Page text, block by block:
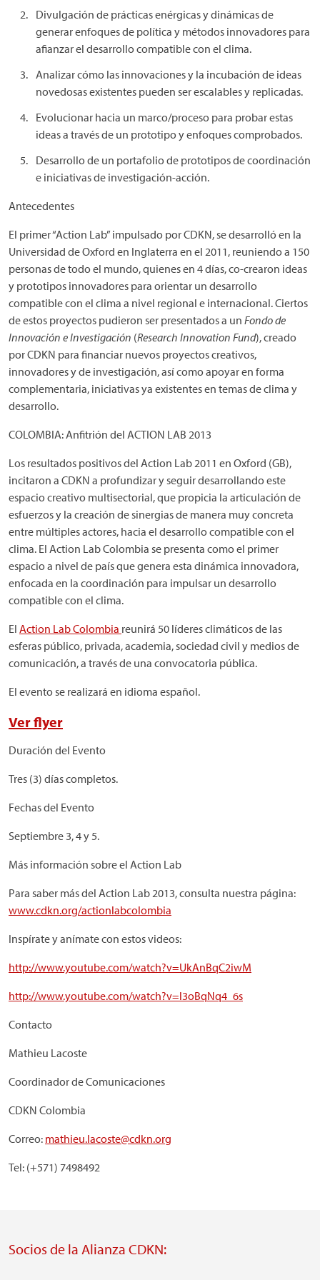
Divulgación de prácticas enérgicas y dinámicas de
generar enfoques de política y métodos innovadores para
afianzar el desarrollo compatible con el clima.
Analizar cómo las innovaciones y la incubación de ideas
novedosas existentes pueden ser escalables y replicadas.
Evolucionar hacia un marco/proceso para probar estas
ideas a través de un prototipo y enfoques comprobados.
Desarrollo de un portafolio de prototipos de coordinación
e iniciativas de investigación-acción.
Antecedentes
El primer “Action Lab” impulsado por CDKN, se desarrolló en la
Universidad de Oxford en Inglaterra en el 2011, reuniendo a 150
personas de todo el mundo, quienes en 4 días, co-crearon ideas
y prototipos innovadores para orientar un desarrollo
compatible con el clima a nivel regional e internacional. Ciertos
de estos proyectos pudieron ser presentados a un Fondo de
Innovación e Investigación (Research Innovation Fund), creado
por CDKN para financiar nuevos proyectos creativos,
innovadores y de investigación, así como apoyar en forma
complementaria, iniciativas ya existentes en temas de clima y
desarrollo.
COLOMBIA: Anfitrión del ACTION LAB 2013
Los resultados positivos del Action Lab 2011 en Oxford (GB),
incitaron a CDKN a profundizar y seguir desarrollando este
espacio creativo multisectorial, que propicia la articulación de
esfuerzos y la creación de sinergias de manera muy concreta
entre múltiples actores, hacia el desarrollo compatible con el
clima. El Action Lab Colombia se presenta como el primer
espacio a nivel de país que genera esta dinámica innovadora,
enfocada en la coordinación para impulsar un desarrollo
compatible con el clima.
El Action Lab Colombia reunirá 50 líderes climáticos de las
esferas público, privada, academia, sociedad civil y medios de
comunicación, a través de una convocatoria pública.
El evento se realizará en idioma español.
Ver flyer
Duración del Evento
Tres (3) días completos.
Fechas del Evento
Septiembre 3, 4 y 5.
Más información sobre el Action Lab
Para saber más del Action Lab 2013, consulta nuestra página:
www.cdkn.org/actionlabcolombia
Inspírate y anímate con estos videos:
http://www.youtube.com/watch?v=UkAnBqC2iwM
http://www.youtube.com/watch?v=l3oBqNq4_6s
Contacto
Mathieu Lacoste
Coordinador de Comunicaciones
CDKN Colombia
Correo: mathieu.lacoste@cdkn.org
Tel: (+571) 7498492
Socios de la Alianza CDKN: